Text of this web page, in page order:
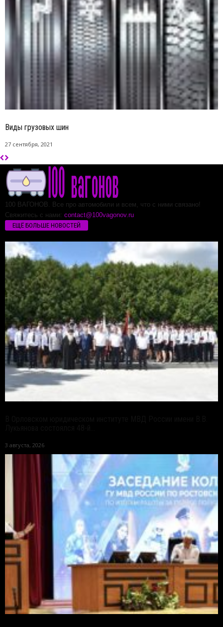
Виды грузовых шин
27 сентября, 2021
100 ВАГОНОВ. Все про автомобили и всем, что с ними связано!
Свяжитесь с нами: contact@100vagonov.ru
ЕЩЁ БОЛЬШЕ НОВОСТЕЙ
3 августа, 2026